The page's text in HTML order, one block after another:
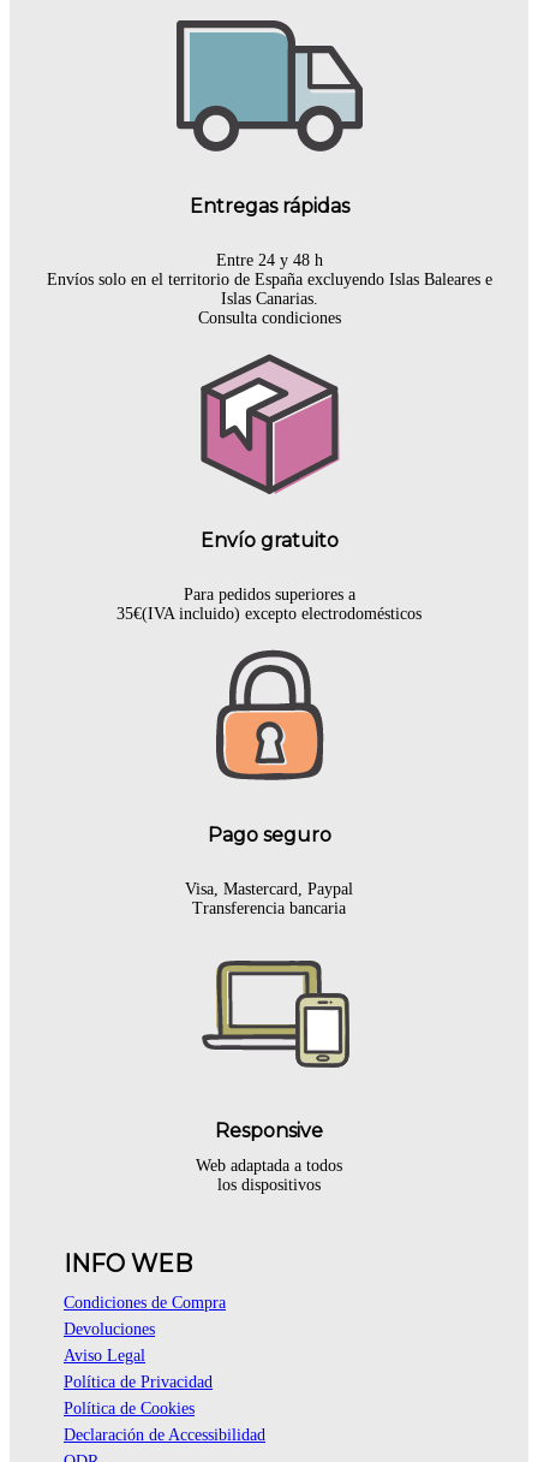
Entregas rápidas
Entre 24 y 48 h
Envíos solo en el territorio de España excluyendo Islas Baleares e
Islas Canarias.
Consulta condiciones
Envío gratuito
Para pedidos superiores a
35€(IVA incluido) excepto electrodomésticos
Pago seguro
Visa, Mastercard, Paypal
Transferencia bancaria
Responsive
Web adaptada a todos
los dispositivos
INFO WEB
Condiciones de Compra
Devoluciones
Aviso Legal
Política de Privacidad
Política de Cookies
Declaración de Accessibilidad